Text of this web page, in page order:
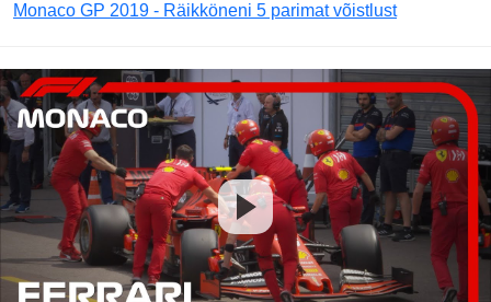
Monaco GP 2019 - Räikköneni 5 parimat võistlust